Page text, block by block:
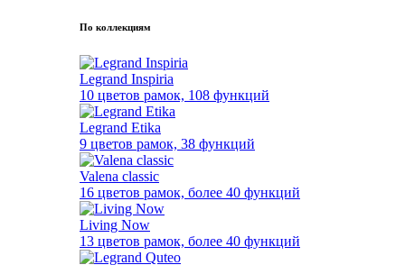
По коллекциям
Legrand Inspiria
10 цветов рамок, 108 функций
Legrand Etika
9 цветов рамок, 38 функций
Valena classic
16 цветов рамок, более 40 функций
Living Now
13 цветов рамок, более 40 функций